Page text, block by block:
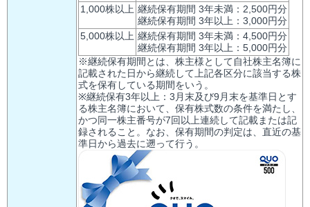
1,000株以上 継続保有期間 3年未満：2,500円分
継続保有期間 3年以上：3,000円分
5,000株以上 継続保有期間 3年未満：4,500円分
継続保有期間 3年以上：5,000円分
※継続保有期間とは、株主様として自社株主名簿に
記載された日から継続して上記各区分に該当する株
式を保有している期間をいう。
※継続保有3年以上：3月末及び9月末を基準日とす
る株主名簿において、保有株式数の条件を満たし、
かつ同一株主番号が7回以上連続して記載または記
録されること。なお、保有期間の判定は、直近の基
準日から過去に遡って行う。